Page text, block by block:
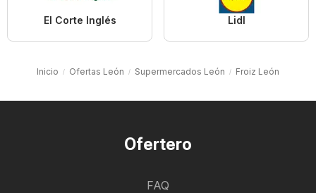
El Corte Inglés Lidl
Inicio Ofertas León Supermercados León Froiz León
Ofertero
FAQ